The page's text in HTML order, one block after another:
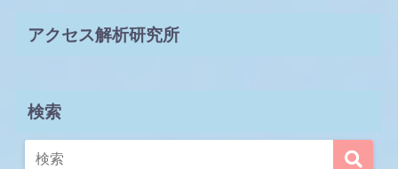
アクセス解析研究所
検索